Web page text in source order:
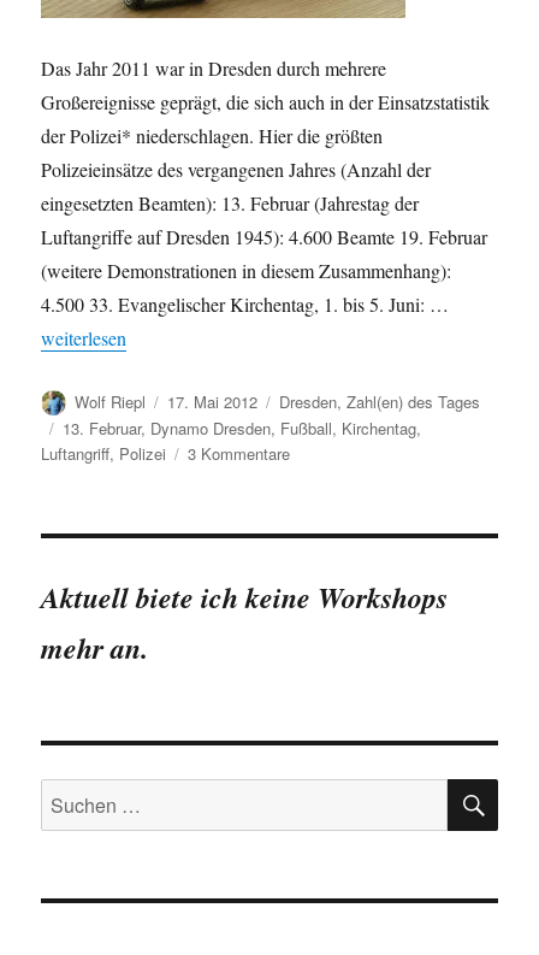
Das Jahr 2011 war in Dresden durch mehrere
Großereignisse geprägt, die sich auch in der Einsatzstatistik
der Polizei* niederschlagen. Hier die größten
Polizeieinsätze des vergangenen Jahres (Anzahl der
eingesetzten Beamten): 13. Februar (Jahrestag der
Luftangriffe auf Dresden 1945): 4.600 Beamte 19. Februar
(weitere Demonstrationen in diesem Zusammenhang):
4.500 33. Evangelischer Kirchentag, 1. bis 5. Juni: …
„Einsatzstatistik der Dresdner Polizei 2011“
weiterlesen
Autor
Wolf Riepl
Veröffentlicht
am
17. Mai 2012 Kategorien
Dresden,Zahl(en) des Tages
Schlagwörter
13. Februar, Dynamo Dresden, Fußball, Kirchentag,
Luftangriff, Polizei 3 Kommentarezu
Dresdner
Aktuell biete ich keine Workshops
mehr an.
Suchen
nach: